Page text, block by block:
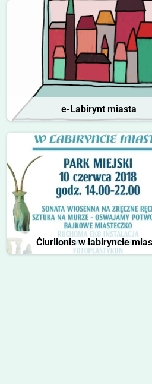
e-Labirynt miasta
Čiurlionis w labiryncie